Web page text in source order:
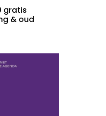
gratis
& oud